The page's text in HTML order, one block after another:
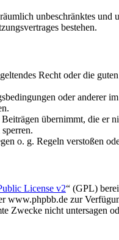
unbeschränktes
bestehen.
Recht oder die
oder
übernimmt, die er
o. g. Regeln verstoßen
License v2“ (GPL)
www.phpbb.de zur
Zwecke nicht untersagen